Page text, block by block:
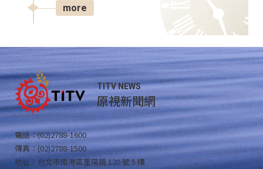
more
TITV NEWS
原視新聞網
電話：(02)2788-1600
傳真：(02)2788-1500
地址：台北市南港區重陽路 120 號 5 樓